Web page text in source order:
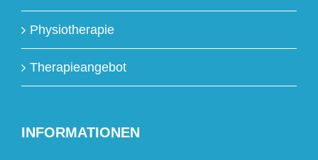
Physiotherapie
Therapieangebot
INFORMATIONEN